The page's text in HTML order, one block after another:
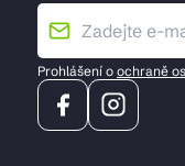
Prohlášení o ochraně